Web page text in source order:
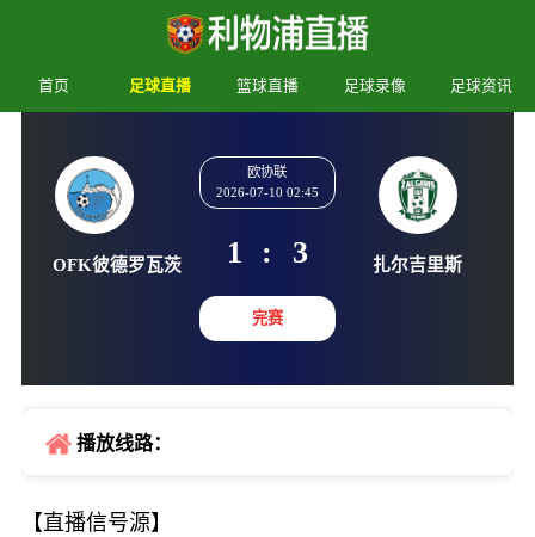
首页 足球直播 篮球直播 足球录像 足球资讯
OFK彼德罗瓦茨
欧协联
1 :
完赛
播放线路：
【直播信号源】